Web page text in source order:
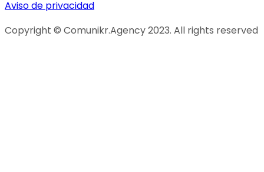
Aviso de privacidad
Copyright © Comunikr.Agency 2023. All rights reserved